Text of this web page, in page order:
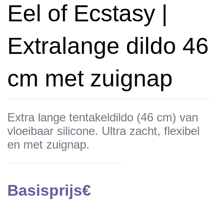
Eel of Ecstasy |
Extralange dildo 46
cm met zuignap
Extra lange tentakeldildo (46 cm) van
vloeibaar silicone. Ultra zacht, flexibel
en met zuignap.
Basisprijs€